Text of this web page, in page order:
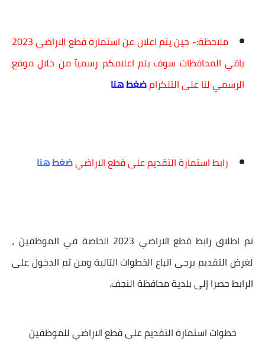
ملاحظة:- حين يتم اعلان عن استمارة قطع الاراضي 2023
باقي المحافظات سوف يتم اعلامكم رسميآ من خلال موقع
الرسمي لنا على التلكرامضغط هنا
رابط استمارة التقديم على قطع الاراضيضغط هنا
تم اطلاق رابط قطع الاراضي 2023 الخاصة في الموظفين ،
لغرض التقديم يرجى اتباع الخطوات التالية ومن ثم الدخول على
الرابط حصرا إلى بلدية محافظة النجف.
خطوات استمارة التقديم على قطع الاراضي للموظفين